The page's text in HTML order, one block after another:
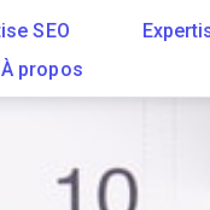
SEO
À propos